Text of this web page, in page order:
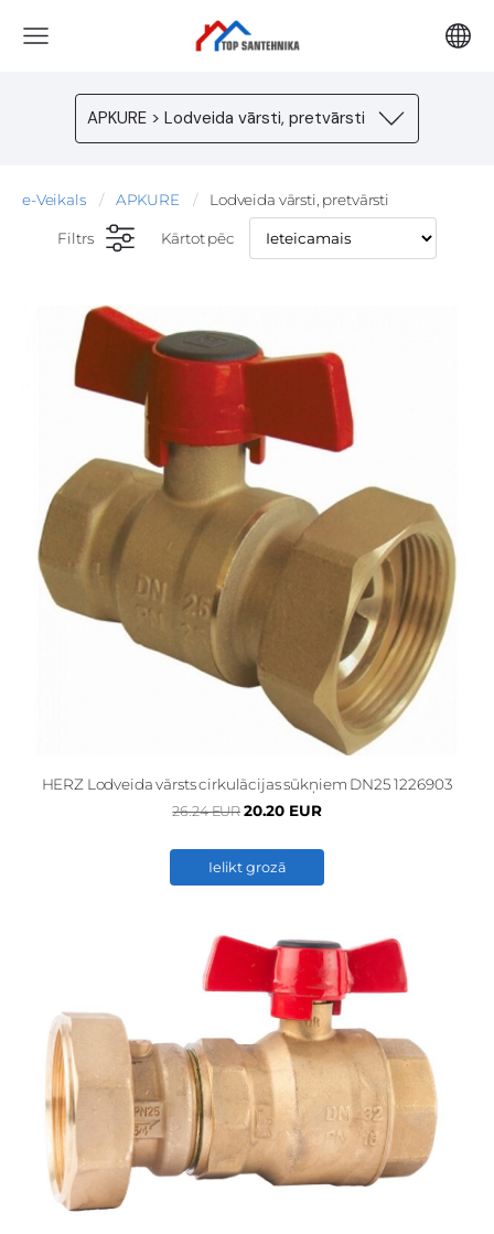
APKURE > Lodveida vārsti, pretvārsti
e-Veikals APKURE Lodveida vārsti, pretvārsti
Filtrs Kārtot pēc
HERZ Lodveida vārsts cirkulācijas sūkņiem DN25 1226903
26.24 EUR 20.20 EUR
Ielikt grozā